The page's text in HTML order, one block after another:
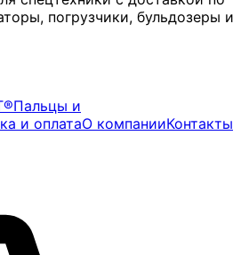
погрузчики, бульдозеры и
Пальцы и
и оплатаО компанииКонтакты